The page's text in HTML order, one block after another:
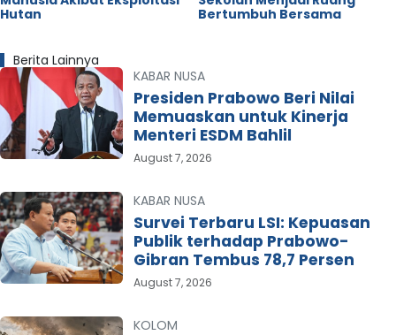
Hutan
Bertumbuh Bersama
Berita Lainnya
KABAR NUSA
Presiden Prabowo Beri Nilai
Memuaskan untuk Kinerja
Menteri ESDM Bahlil
August 7, 2026
KABAR NUSA
Survei Terbaru LSI: Kepuasan
Publik terhadap Prabowo-
Gibran Tembus 78,7 Persen
August 7, 2026
KOLOM